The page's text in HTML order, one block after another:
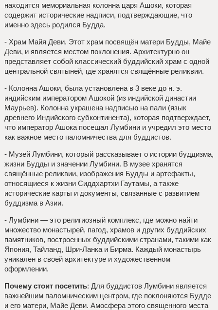
находится мемориальная колонна царя Ашоки, которая
содержит исторические надписи, подтверждающие, что
именно здесь родился Будда.
- Храм Майя Деви. Этот храм посвящён матери Будды, Майе
Деви, и является местом поклонения. Архитектурно он
представляет собой классический буддийский храм с одной
центральной святыней, где хранятся свящённые реликвии.
- Колонна Ашоки, была установлена в 3 веке до н. э.
индийским императором Ашокой (из индийской династии
Маурьев). Колонна украшена надписью на пали (язык
древнего Индийского субконтинента), которая подтверждает,
что император Ашока посещал Лумбини и учредил это место
как важное место паломничества для буддистов.
- Музей Лумбини, который рассказывает о истории буддизма,
жизни Будды и значении Лумбини. В музее хранятся
свящённые реликвии, изображения Будды и артефакты,
относящиеся к жизни Сиддхартхи Гаутамы, а также
исторические карты и документы, связанные с развитием
буддизма в Азии.
- Лумбини — это религиозный комплекс, где можно найти
множество монастырей, пагод, храмов и других буддийских
памятников, построенных буддийскими странами, такими как
Япония, Тайланд, Шри-Ланка и Бирма. Каждый монастырь
уникален в своей архитектуре и художественном
оформлении.
Почему стоит посетить: Для буддистов Лумбини является
важнейшим паломническим центром, где поклоняются Будде
и его матери, Майе Деви. Амосфера этого священного места